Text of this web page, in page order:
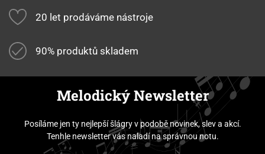
20 let prodáváme nástroje
90% produktů skladem
Melodický Newsletter
Posíláme jen ty nejlepší šlágry v podobě novinek, slev a akcí.
Tenhle newsletter vás naladí na správnou notu.